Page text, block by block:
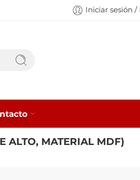
Iniciar sesión /
ALTO, MATERIAL MDF)